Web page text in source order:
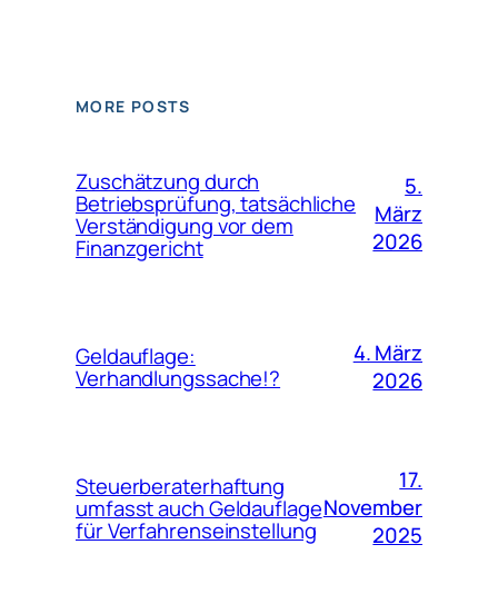
MORE POSTS
Zuschätzung durch
Betriebsprüfung, tatsächliche
Verständigung vor dem
Finanzgericht
5.
März
2026
Geldauflage:
Verhandlungssache!?
4. März
2026
Steuerberaterhaftung
umfasst auch Geldauflage
für Verfahrenseinstellung
17.
November
2025